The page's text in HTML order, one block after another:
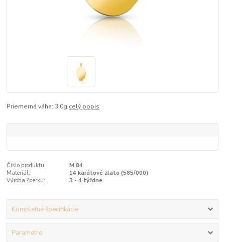
Priemerná váha: 3,0g celý popis
Číslo produktu:
M 84
Materiál:
14 karátové zlato (585/000)
Výroba šperku:
3 - 4 týždne
Kompletné špecifikácie
Parametre